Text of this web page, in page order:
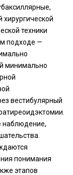
техники
подходе —
минимально
вестибулярный
наблюдение,
понимания
этапов